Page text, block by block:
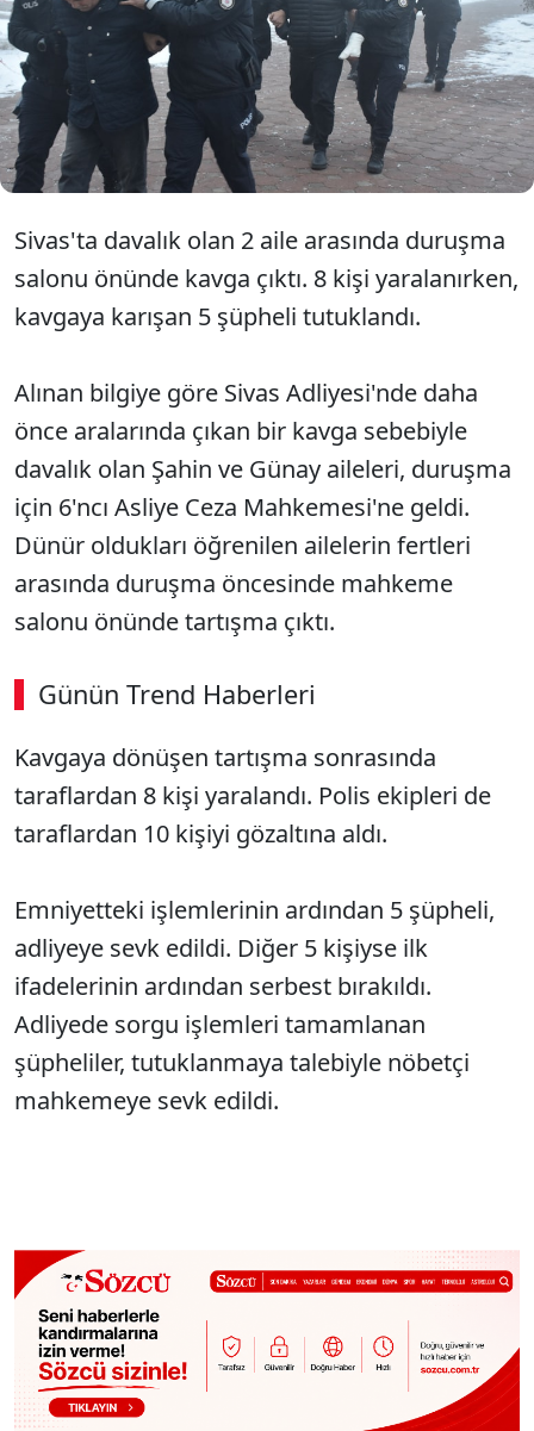
Sivas Adliyesi'nde davalı aileler
arasında çıkan kavgada 8 kişi
yaralandı.
Sivas'ta davalık olan 2 aile arasında duruşma
salonu önünde kavga çıktı. 8 kişi yaralanırken,
kavgaya karışan 5 şüpheli tutuklandı.
Alınan bilgiye göre Sivas Adliyesi'nde daha
önce aralarında çıkan bir kavga sebebiyle
davalık olan Şahin ve Günay aileleri, duruşma
için 6'ncı Asliye Ceza Mahkemesi'ne geldi.
Dünür oldukları öğrenilen ailelerin fertleri
arasında duruşma öncesinde mahkeme
salonu önünde tartışma çıktı.
Günün Trend Haberleri
00:02 / 09:15
Kavgaya dönüşen tartışma sonrasında
taraflardan 8 kişi yaralandı. Polis ekipleri de
taraflardan 10 kişiyi gözaltına aldı.
Emniyetteki işlemlerinin ardından 5 şüpheli,
adliyeye sevk edildi. Diğer 5 kişiyse ilk
ifadelerinin ardından serbest bırakıldı.
Adliyede sorgu işlemleri tamamlanan
şüpheliler, tutuklanmaya talebiyle nöbetçi
mahkemeye sevk edildi.